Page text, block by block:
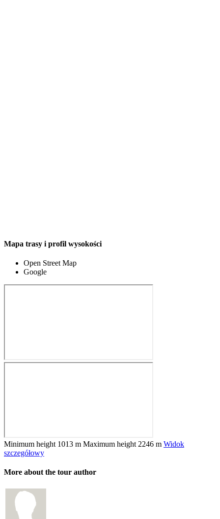
Mapa trasy i profil wysokości
Open Street Map
Google
Minimum height 1013 m Maximum height 2246 m Widok
szczegółowy
More about the tour author